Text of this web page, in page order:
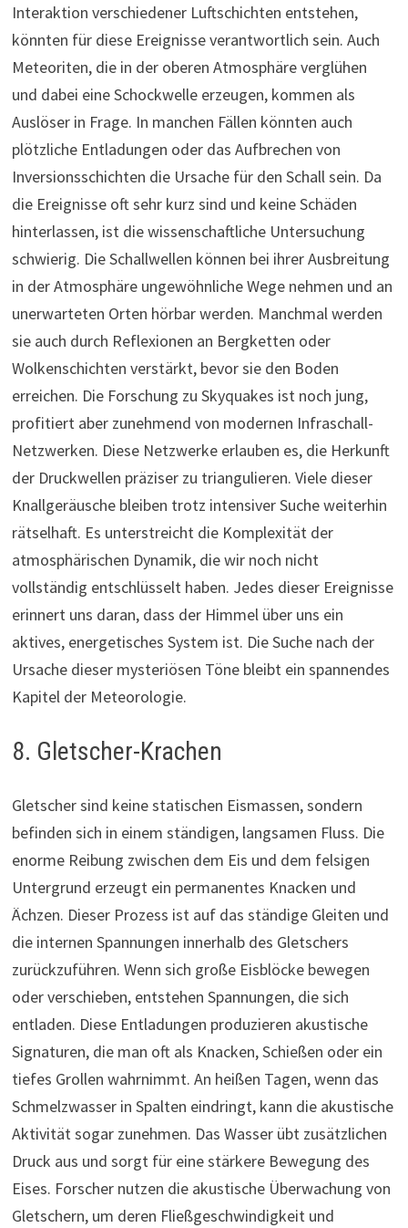
Interaktion verschiedener Luftschichten entstehen,
könnten für diese Ereignisse verantwortlich sein. Auch
Meteoriten, die in der oberen Atmosphäre verglühen
und dabei eine Schockwelle erzeugen, kommen als
Auslöser in Frage. In manchen Fällen könnten auch
plötzliche Entladungen oder das Aufbrechen von
Inversionsschichten die Ursache für den Schall sein. Da
die Ereignisse oft sehr kurz sind und keine Schäden
hinterlassen, ist die wissenschaftliche Untersuchung
schwierig. Die Schallwellen können bei ihrer Ausbreitung
in der Atmosphäre ungewöhnliche Wege nehmen und an
unerwarteten Orten hörbar werden. Manchmal werden
sie auch durch Reflexionen an Bergketten oder
Wolkenschichten verstärkt, bevor sie den Boden
erreichen. Die Forschung zu Skyquakes ist noch jung,
profitiert aber zunehmend von modernen Infraschall-
Netzwerken. Diese Netzwerke erlauben es, die Herkunft
der Druckwellen präziser zu triangulieren. Viele dieser
Knallgeräusche bleiben trotz intensiver Suche weiterhin
rätselhaft. Es unterstreicht die Komplexität der
atmosphärischen Dynamik, die wir noch nicht
vollständig entschlüsselt haben. Jedes dieser Ereignisse
erinnert uns daran, dass der Himmel über uns ein
aktives, energetisches System ist. Die Suche nach der
Ursache dieser mysteriösen Töne bleibt ein spannendes
Kapitel der Meteorologie.
8. Gletscher-Krachen
Gletscher sind keine statischen Eismassen, sondern
befinden sich in einem ständigen, langsamen Fluss. Die
enorme Reibung zwischen dem Eis und dem felsigen
Untergrund erzeugt ein permanentes Knacken und
Ächzen. Dieser Prozess ist auf das ständige Gleiten und
die internen Spannungen innerhalb des Gletschers
zurückzuführen. Wenn sich große Eisblöcke bewegen
oder verschieben, entstehen Spannungen, die sich
entladen. Diese Entladungen produzieren akustische
Signaturen, die man oft als Knacken, Schießen oder ein
tiefes Grollen wahrnimmt. An heißen Tagen, wenn das
Schmelzwasser in Spalten eindringt, kann die akustische
Aktivität sogar zunehmen. Das Wasser übt zusätzlichen
Druck aus und sorgt für eine stärkere Bewegung des
Eises. Forscher nutzen die akustische Überwachung von
Gletschern, um deren Fließgeschwindigkeit und